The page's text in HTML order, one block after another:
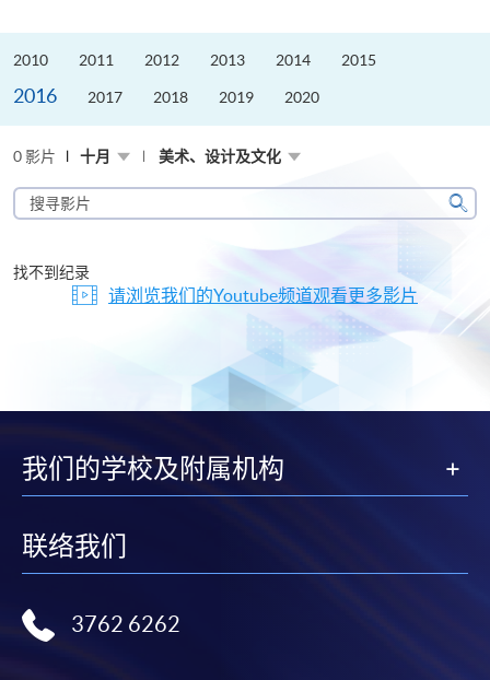
2010 2011 2012 2013 2014 2015
2016 2017 2018 2019 2020
0 影片 十月 美术、设计及文化
搜
寻
片
搜
找不到纪录
请浏览我们的Youtube频道观看更多影片
我们的学校及附属机构
联络我们
3762 6262